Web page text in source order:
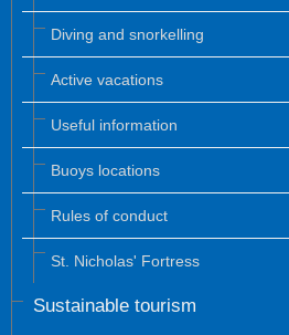
Diving and snorkelling
Active vacations
Useful information
Buoys locations
Rules of conduct
St. Nicholas' Fortress
Sustainable tourism